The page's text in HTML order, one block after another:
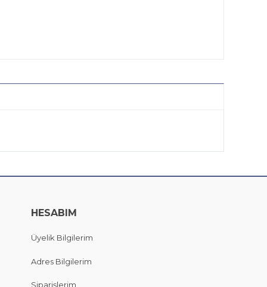
HESABIM
Üyelik Bilgilerim
Adres Bilgilerim
Siparişlerim